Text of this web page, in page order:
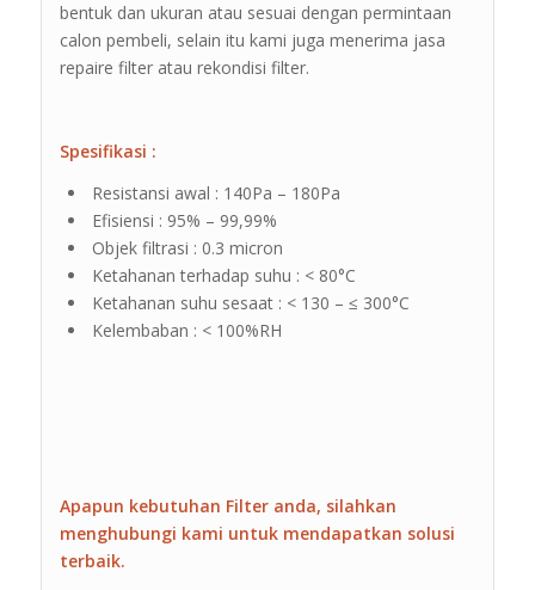
bentuk dan ukuran atau sesuai dengan permintaan
calon pembeli, selain itu kami juga menerima jasa
repaire filter atau rekondisi filter.
Spesifikasi :
Resistansi awal : 140Pa – 180Pa
Efisiensi : 95% – 99,99%
Objek filtrasi : 0.3 micron
Ketahanan terhadap suhu : < 80°C
Ketahanan suhu sesaat : < 130 – ≤ 300°C
Kelembaban : < 100%RH
Apapun kebutuhan Filter anda, silahkan
menghubungi kami untuk mendapatkan solusi
terbaik.